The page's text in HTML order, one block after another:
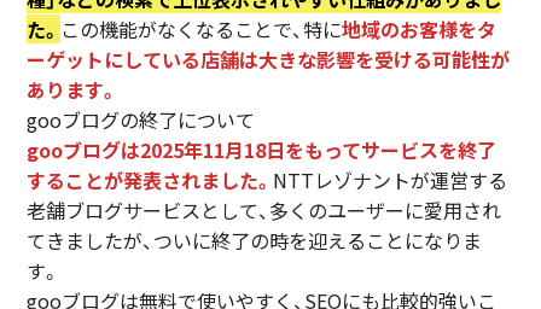
た。 この機能がなくなることで、特に地域のお客様をタ
ーゲットにしている店舗は大きな影響を受ける可能性が
あります。
gooブログの終了について
gooブログは2025年11月18日をもってサービスを終了
することが発表されました。 NTTレゾナントが運営する
老舗ブログサービスとして、多くのユーザーに愛用され
てきましたが、ついに終了の時を迎えることになりま
す。
gooブログは無料で使いやすく、SEOにも比較的強いこ